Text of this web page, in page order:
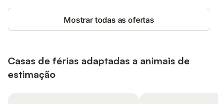
Mostrar todas as ofertas
Casas de férias adaptadas a animais de
estimação